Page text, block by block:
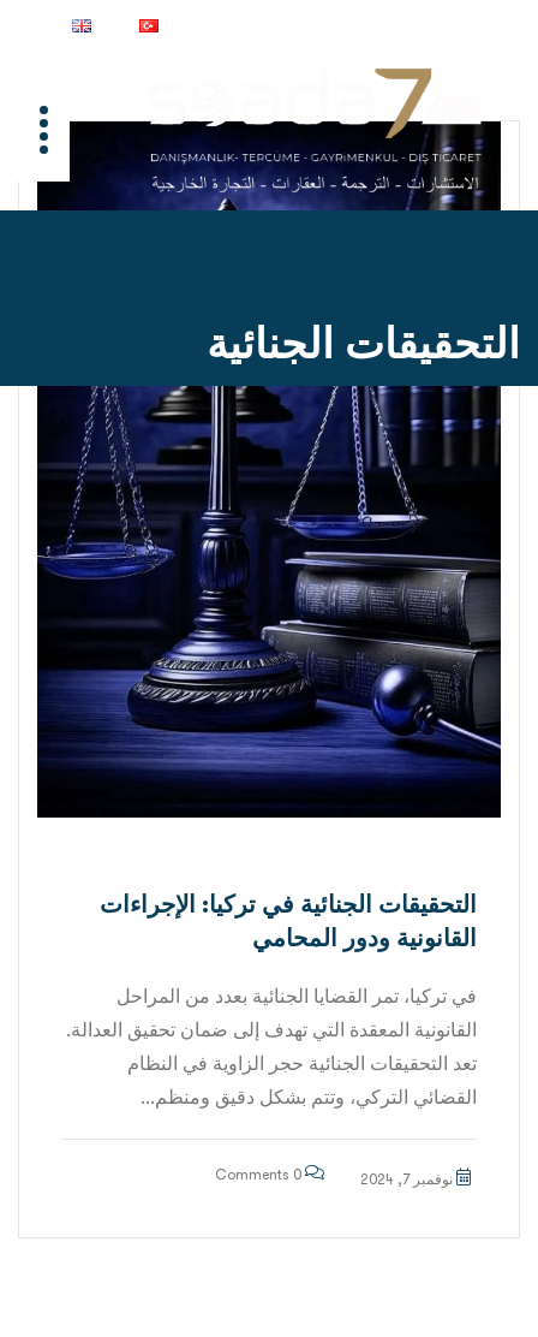
التحقيقات الجنائية
التحقيقات الجنائية في تركيا: الإجراءات
القانونية ودور المحامي
في تركيا، تمر القضايا الجنائية بعدد من المراحل
القانونية المعقدة التي تهدف إلى ضمان تحقيق العدالة.
تعد التحقيقات الجنائية حجر الزاوية في النظام
القضائي التركي، وتتم بشكل دقيق ومنظم...
نوفمبر 7, 2024